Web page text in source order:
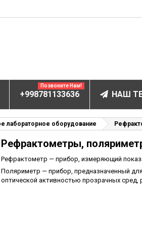
(ИХЛА)
+998781133636
Позвоните Нам!
НАШ
лабораторное оборудование
Рефрактометры,
Рефрактометр — прибор, измеряющий
Поляриметр — прибор, предназначенный
оптической активностью прозрачных